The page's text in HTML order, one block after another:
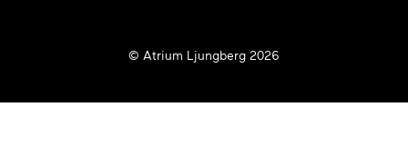
© Atrium Ljungberg 2026